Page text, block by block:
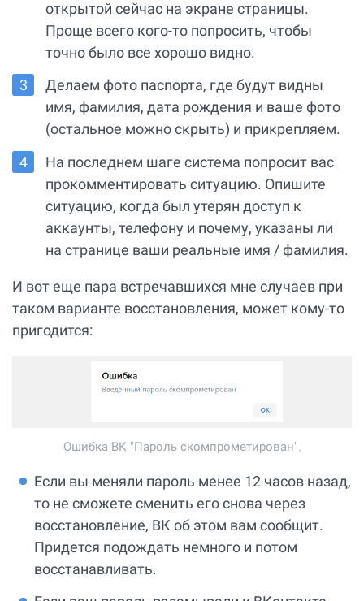
открытой сейчас на экране страницы.
Проще всего кого-то попросить, чтобы
точно было все хорошо видно.
Делаем фото паспорта, где будут видны
имя, фамилия, дата рождения и ваше фото
(остальное можно скрыть) и прикрепляем.
На последнем шаге система попросит вас
прокомментировать ситуацию. Опишите
ситуацию, когда был утерян доступ к
аккаунты, телефону и почему, указаны ли
на странице ваши реальные имя / фамилия.
И вот еще пара встречавшихся мне случаев при
таком варианте восстановления, может кому-то
пригодится:
Ошибка ВК "Пароль скомпрометирован".
Если вы меняли пароль менее 12 часов назад,
то не сможете сменить его снова через
восстановление, ВК об этом вам сообщит.
Придется подождать немного и потом
восстанавливать.